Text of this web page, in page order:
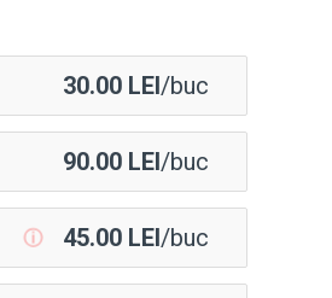
30.00 LEI/buc
90.00 LEI/buc
ⓘ 45.00 LEI/buc